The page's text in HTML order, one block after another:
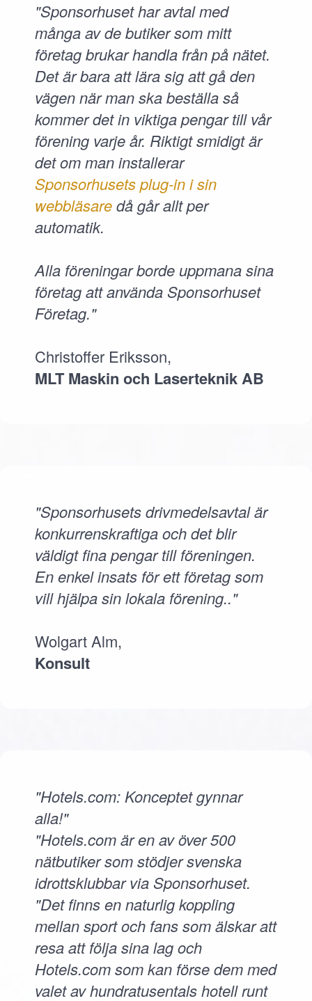
"Sponsorhuset har avtal med
många av de butiker som mitt
företag brukar handla från på nätet.
Det är bara att lära sig att gå den
vägen när man ska beställa så
kommer det in viktiga pengar till vår
förening varje år. Riktigt smidigt är
det om man installerar
Sponsorhusets plug-in i sin
webbläsaredå går allt per
automatik.
Alla föreningar borde uppmana sina
företag att använda Sponsorhuset
Företag."
Christoffer Eriksson,
MLT Maskin och Laserteknik AB
"Sponsorhusets drivmedelsavtal är
konkurrenskraftiga och det blir
väldigt fina pengar till föreningen.
En enkel insats för ett företag som
vill hjälpa sin lokala förening.."
Wolgart Alm,
Konsult
"Hotels.com: Konceptet gynnar
alla!"
"Hotels.com är en av över 500
nätbutiker som stödjer svenska
idrottsklubbar via Sponsorhuset.
"Det finns en naturlig koppling
mellan sport och fans som älskar att
resa att följa sina lag och
Hotels.com som kan förse dem med
valet av hundratusentals hotell runt